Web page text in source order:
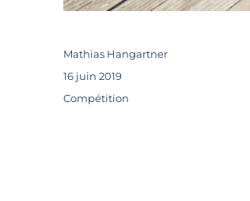
Auteur
Mathias Hangartner
Publié
le
16 juin 2019
Catégories
Compétition